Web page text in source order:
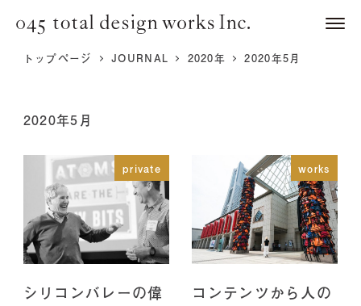
トップページ JOURNAL 2020年 2020年5月
2020年5月
private
シリコンバレーの偉
works
コンテンツから人の